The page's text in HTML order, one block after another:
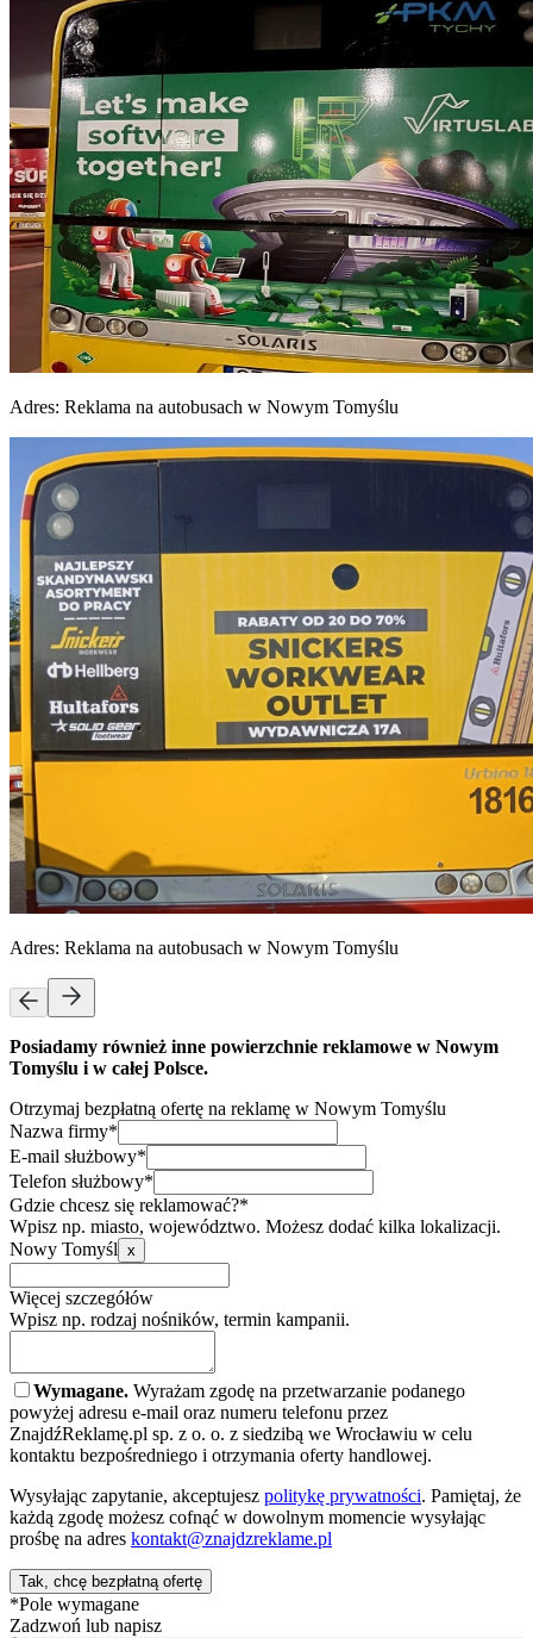
Adres: Reklama na autobusach w Nowym Tomyślu
Adres: Reklama na autobusach w Nowym Tomyślu
Posiadamy również inne powierzchnie reklamowe w Nowym
Tomyślu i w całej Polsce.
Otrzymaj bezpłatną ofertę na reklamę w Nowym Tomyślu
Nazwa firmy*
E-mail służbowy*
Telefon służbowy*
Gdzie chcesz się reklamować?*
Wpisz np. miasto, województwo. Możesz dodać kilka lokalizacji.
Nowy Tomyśl x
Więcej szczegółów
Wpisz np. rodzaj nośników, termin kampanii.
Wymagane. Wyrażam zgodę na przetwarzanie podanego
powyżej adresu e-mail oraz numeru telefonu przez
ZnajdźReklamę.pl sp. z o. o. z siedzibą we Wrocławiu w celu
kontaktu bezpośredniego i otrzymania oferty handlowej.
Wysyłając zapytanie, akceptujesz politykę prywatności. Pamiętaj, że
każdą zgodę możesz cofnąć w dowolnym momencie wysyłając
prośbę na adres kontakt@znajdzreklame.pl
Tak, chcę bezpłatną ofertę
*Pole wymagane
Zadzwoń lub napisz